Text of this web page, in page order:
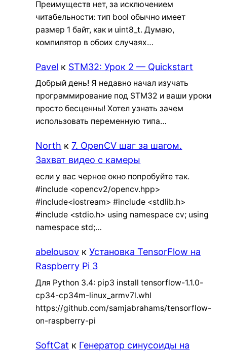
Преимуществ нет, за исключением
читабельности: тип bool обычно имеет
размер 1 байт, как и uint8_t. Думаю,
компилятор в обоих случаях…
Pavel к STM32: Урок 2 — Quickstart
Добрый день! Я недавно начал изучать
программирование под STM32 и ваши уроки
просто бесценны! Хотел узнать зачем
использовать переменную типа…
North к7. OpenCV шаг за шагом.
Захват видео с камеры
если у вас черное окно попробуйте так.
#include <opencv2/opencv.hpp>
#include<iostream> #include <stdlib.h>
#include <stdio.h> using namespace cv; using
namespace std;…
abelousov кУстановка TensorFlow на
Raspberry Pi 3
Для Python 3.4: pip3 install tensorflow-1.1.0-
cp34-cp34m-linux_armv7l.whl
https://github.com/samjabrahams/tensorflow-
on-raspberry-pi
SoftCat к Генератор синусоиды на